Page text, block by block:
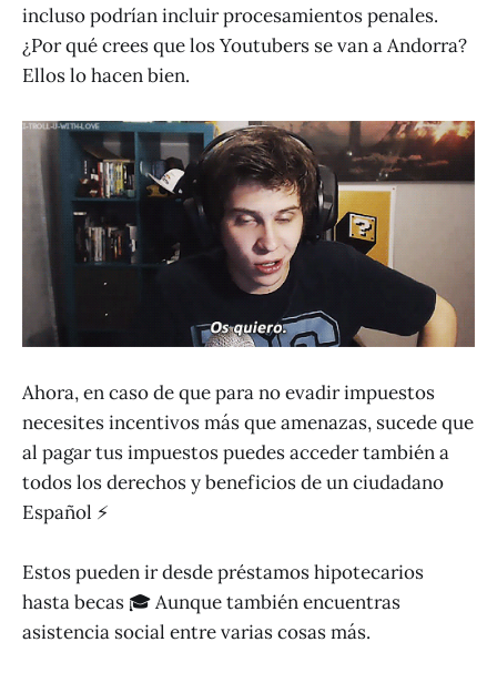
incluso podrían incluir procesamientos penales.
¿Por qué crees que los Youtubers se van a Andorra?
Ellos lo hacen bien.
Ahora, en caso de que para no evadir impuestos
necesites incentivos más que amenazas, sucede que
al pagar tus impuestos puedes acceder también a
todos los derechos y beneficios de un ciudadano
Español ⚡️
Estos pueden ir desde préstamos hipotecarios
hasta becas 🎓 Aunque también encuentras
asistencia social entre varias cosas más.